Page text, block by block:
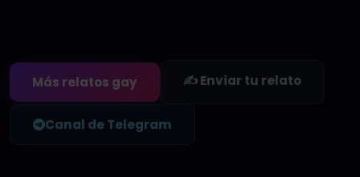
Más relatos gay ✍️ Enviar tu relato
Canal de Telegram